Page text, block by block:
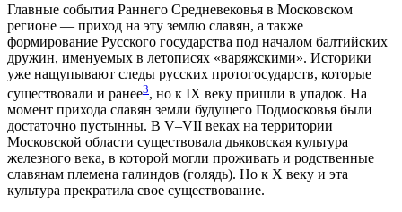
Главные события Раннего Средневековья в Московском
регионе — приход на эту землю славян, а также
формирование Русского государства под началом балтийских
дружин, именуемых в летописях «варяжскими». Историки
уже нащупывают следы русских протогосударств, которые
существовали и ранее3, но к IX веку пришли в упадок. На
момент прихода славян земли будущего Подмосковья были
достаточно пустынны. В V–VII веках на территории
Московской области существовала дьяковская культура
железного века, в которой могли проживать и родственные
славянам племена галиндов (голядь). Но к X веку и эта
культура прекратила свое существование.